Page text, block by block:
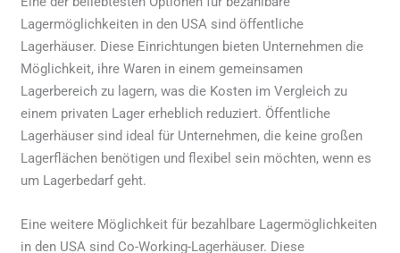
Lagermöglichkeiten in den USA sind öffentliche
Lagerhäuser. Diese Einrichtungen bieten Unternehmen die
Möglichkeit, ihre Waren in einem gemeinsamen
Lagerbereich zu lagern, was die Kosten im Vergleich zu
einem privaten Lager erheblich reduziert. Öffentliche
Lagerhäuser sind ideal für Unternehmen, die keine großen
Lagerflächen benötigen und flexibel sein möchten, wenn es
um Lagerbedarf geht.
Eine weitere Möglichkeit für bezahlbare Lagermöglichkeiten
in den USA sind Co-Working-Lagerhäuser. Diese